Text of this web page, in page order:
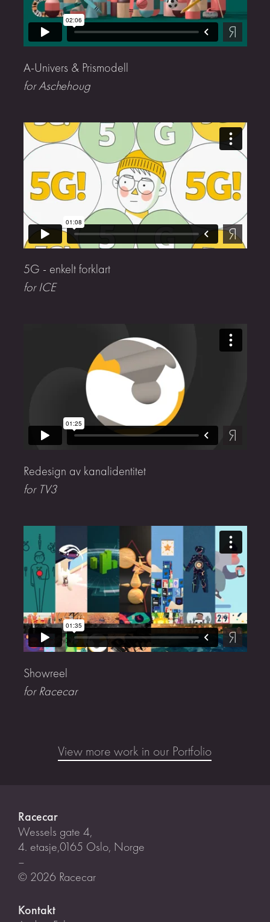
A-Univers & Prismodell
for Aschehoug
5G - enkelt forklart
for ICE
Redesign av kanalidentitet
for TV3
Showreel
for Racecar
View more work in our Portfolio
Racecar
Wessels gate 4,
4. etasje,0165 Oslo, Norge
–
© 2026 Racecar
Kontakt